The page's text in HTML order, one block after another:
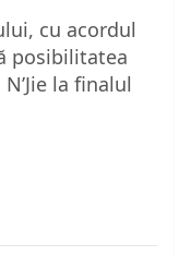
cu acordul
posibilitatea
la finalul